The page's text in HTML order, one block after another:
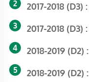
2017-2018 (D3) :
2017-2018 (D3) :
2018-2019 (D2) :
2018-2019 (D2) :